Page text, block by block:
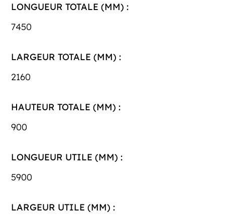
LONGUEUR TOTALE (MM) :
7450
LARGEUR TOTALE (MM) :
2160
HAUTEUR TOTALE (MM) :
900
LONGUEUR UTILE (MM) :
5900
LARGEUR UTILE (MM) :